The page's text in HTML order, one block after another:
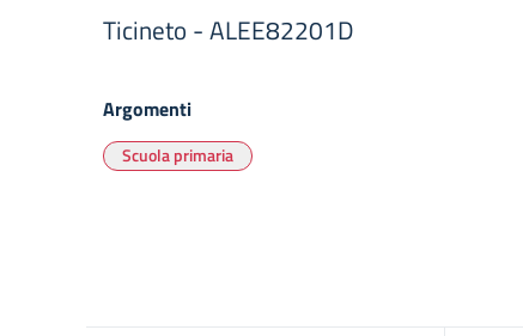
Ticineto - ALEE82201D
Argomenti
Scuola primaria